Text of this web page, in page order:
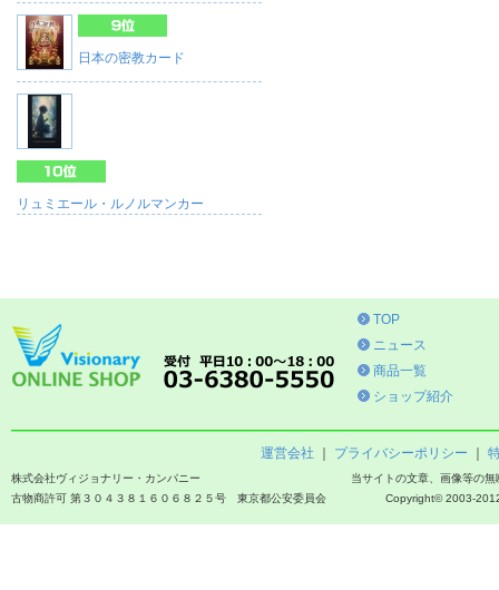
日本の密教カード
リュミエール・ルノルマンカー
TOP
ニュース
商品一覧
ショップ紹介
運営会社 プライバシーポリシー
当サイトの文章、画像等の
Copyright© 2003-
株式会社ヴィジョナリー・カンパニー
古物商許可 第３０４３８１６０６８２５号 東京都公安委員会